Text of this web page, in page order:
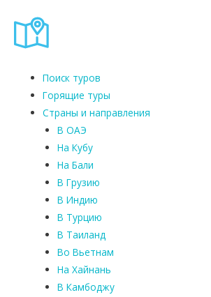
Поиск туров
Горящие туры
Страны и направления
В ОАЭ
На Кубу
На Бали
В Грузию
В Индию
В Турцию
В Таиланд
Во Вьетнам
На Хайнань
В Камбоджу